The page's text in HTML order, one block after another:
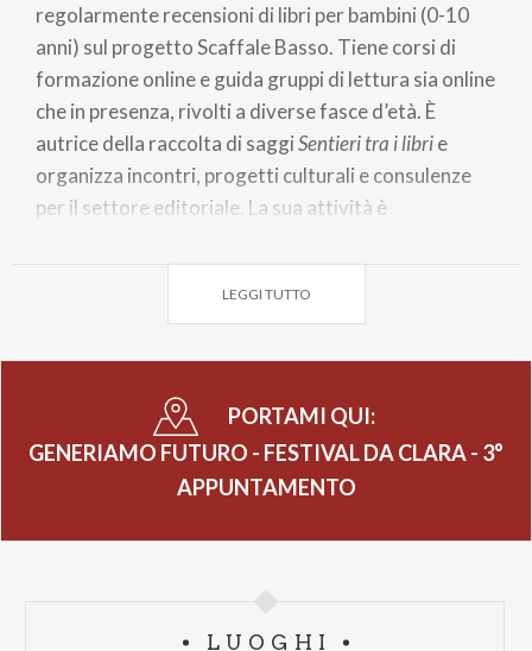
regolarmente recensioni di libri per bambini (0-10
anni) sul progetto Scaffale Basso. Tiene corsi di
formazione online e guida gruppi di lettura sia online
che in presenza, rivolti a diverse fasce d’età. È
autrice della raccolta di saggiSentieri tra i librie
organizza incontri, progetti culturali e consulenze
per il settore editoriale. La sua attività è
nella lettura e nella divulgazione. L'iniziativa sarà alle
ore 20.30, presso CLUBI -Biblioteca Comunale.
LEGGI TUTTO
PORTAMI QUI:
GENERIAMO FUTURO - FESTIVAL DA CLARA - 3°
APPUNTAMENTO
LUOGHI